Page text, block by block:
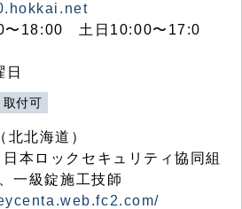
〜18:00 土日10:00〜17:0
日
取付可
北海道）
本ロックセキュリティ協同組
一級錠施工技師